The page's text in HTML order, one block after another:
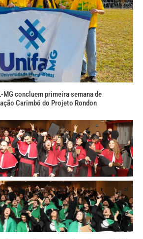
MG concluem primeira semana de
Carimbó do Projeto Rondon